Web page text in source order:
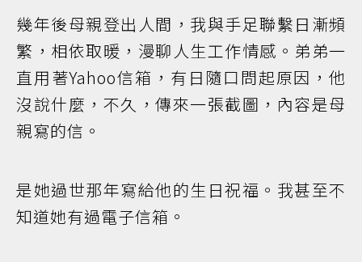
幾年後母親登出人間，我與手足聯繫日漸頻
繁，相依取暖，漫聊人生工作情感。弟弟一
直用著Yahoo信箱，有日隨口問起原因，他
沒說什麼，不久，傳來一張截圖，內容是母
親寫的信。
是她過世那年寫給他的生日祝福。我甚至不
知道她有過電子信箱。